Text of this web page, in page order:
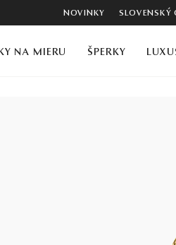
NOVINKY SLOVENSKÝ
NA MIERU ŠPERKY